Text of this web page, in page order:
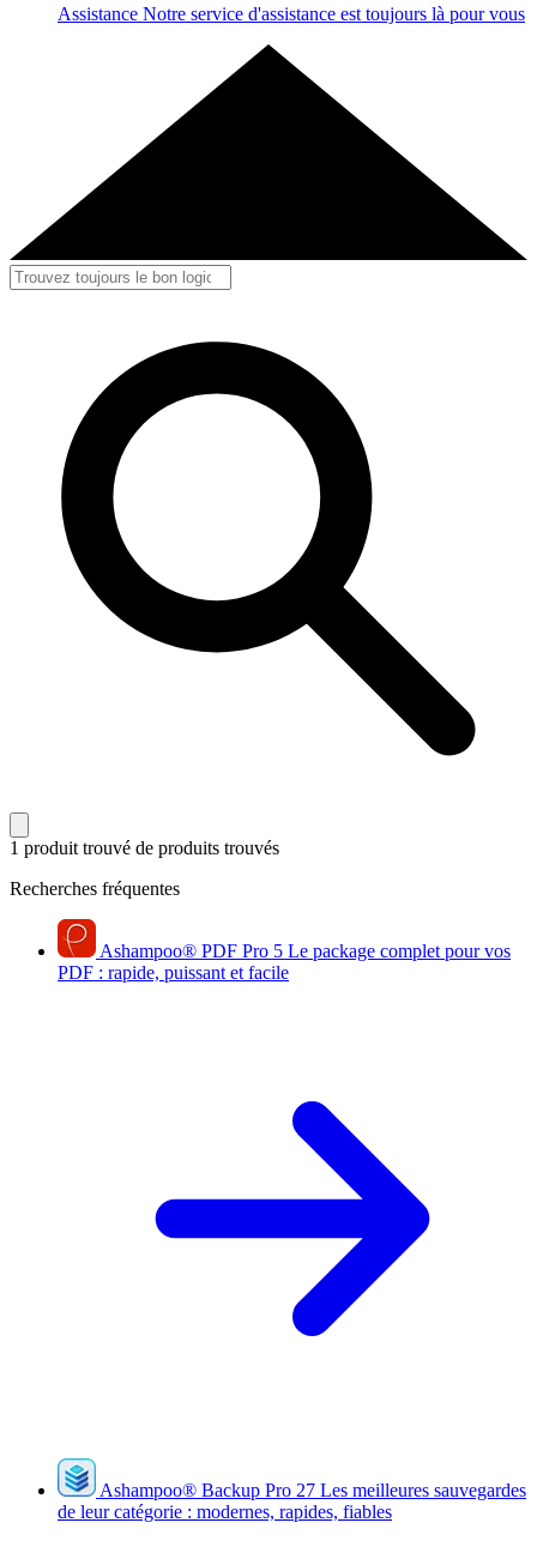
Assistance Notre service d'assistance est toujours là pour vous
1 produit trouvé de produits trouvés
Recherches fréquentes
Ashampoo® PDF Pro 5 Le package complet pour vos
PDF : rapide, puissant et facile
Ashampoo® Backup Pro 27 Les meilleures sauvegardes
de leur catégorie : modernes, rapides, fiables